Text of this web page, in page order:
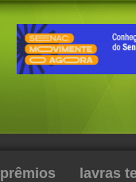
prêmios lavras